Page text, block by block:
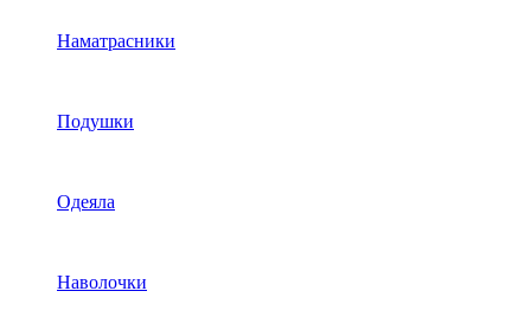
Наматрасники
Подушки
Одеяла
Наволочки